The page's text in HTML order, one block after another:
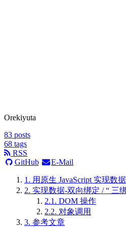
Orekiyuta
83 posts
68 tags
RSS
GitHub
E-Mail
1. 用原生 JavaScript 实现数
2. 实现数据-双向绑定 / “ 三
2.1. DOM 操作
2.2. 对象调用
3. 参考文章